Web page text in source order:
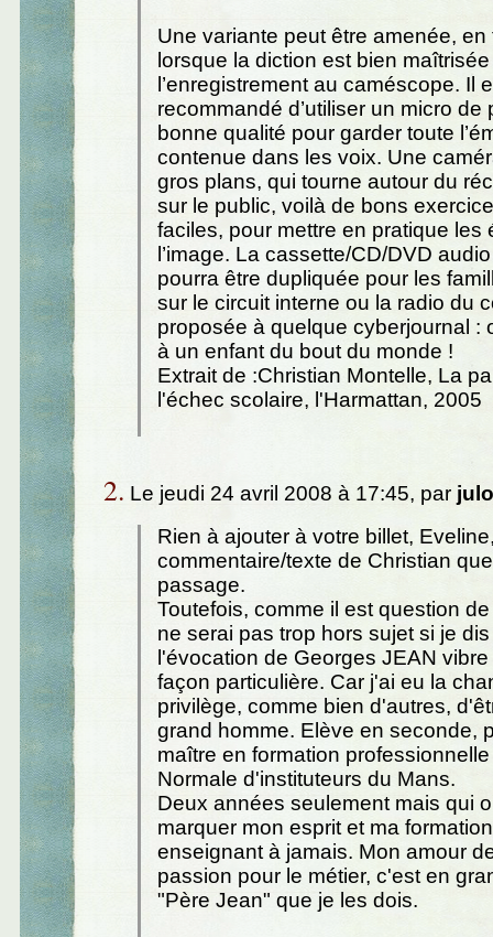
Une variante peut être amenée, en
lorsque la diction est bien maîtrisée
l’enregistrement au caméscope. Il
recommandé d’utiliser un micro de
bonne qualité pour garder toute
contenue dans les voix. Une
gros plans, qui tourne autour du
sur le public, voilà de bons
faciles, pour mettre en pratique les
l’image. La cassette/CD/DVD
pourra être dupliquée pour les
sur le circuit interne ou la radio du
proposée à quelque cyberjournal :
à un enfant du bout du monde !
Extrait de :Christian Montelle, La
l'échec scolaire, l'Harmattan, 2005
2. Le jeudi 24 avril 2008 à 17:45, par
Rien à ajouter à votre billet,
commentaire/texte de Christian
passage.
Toutefois, comme il est question
ne serai pas trop hors sujet si je
l'évocation de Georges JEAN
façon particulière. Car j'ai eu la
privilège, comme bien d'autres,
grand homme. Elève en seconde,
maître en formation
Normale d'instituteurs du Mans.
Deux années seulement mais qui
marquer mon esprit et ma
enseignant à jamais. Mon amour
passion pour le métier, c'est en
"Père Jean" que je les dois.